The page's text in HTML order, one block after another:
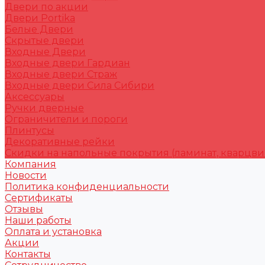
Двери по акции
Двери Portika
Белые Двери
Скрытые двери
Входные Двери
Входные двери Гардиан
Входные двери Страж
Входные двери Сила Сибири
Аксессуары
Ручки дверные
Ограничители и пороги
Плинтусы
Декоративные рейки
Скидки на напольные покрытия (ламинат,
Компания
Новости
Политика конфиденциальности
Сертификаты
Отзывы
Наши работы
Оплата и установка
Акции
Контакты